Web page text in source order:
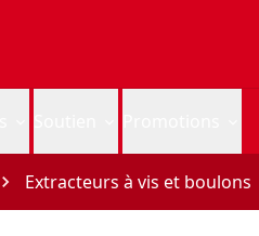
Extracteurs à vis et boulons